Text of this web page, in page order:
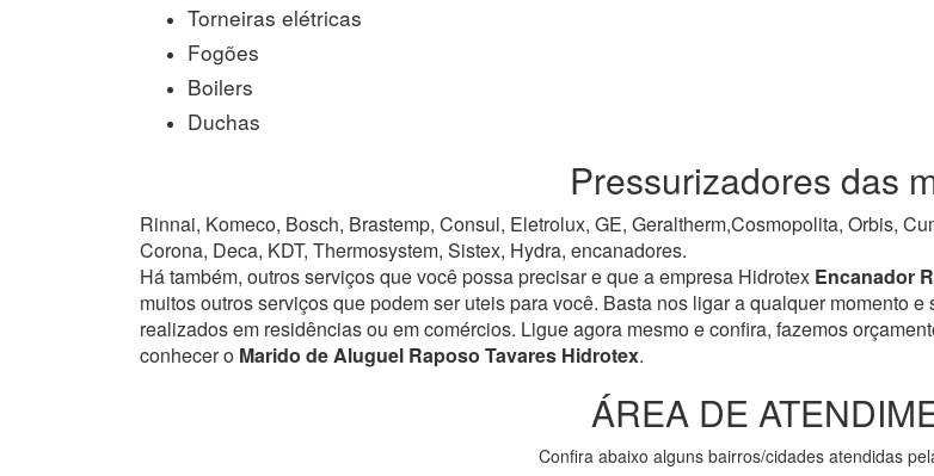
Torneiras elétricas
Fogões
Boilers
Duchas
Pressurizadores das
Rinnai, Komeco, Bosch, Brastemp, Consul, Eletrolux, GE, Geraltherm,Cosmopolita, Orbis,
Corona, Deca, KDT, Thermosystem, Sistex, Hydra, encanadores.
Há também, outros serviços que você possa precisar e que a empresa Hidrotex Encanador
muitos outros serviços que podem ser uteis para você. Basta nos ligar a qualquer momento
realizados em residências ou em comércios. Ligue agora mesmo e confira, fazemos
conhecer o Marido de Aluguel Raposo Tavares Hidrotex.
ÁREA DE
Confira abaixo alguns bairros/cidades atendidas